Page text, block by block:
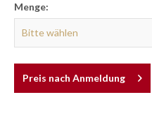
Menge:
Preis nach Anmeldung